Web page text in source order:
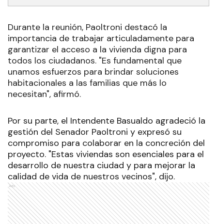
Durante la reunión, Paoltroni destacó la
importancia de trabajar articuladamente para
garantizar el acceso a la vivienda digna para
todos los ciudadanos. "Es fundamental que
unamos esfuerzos para brindar soluciones
habitacionales a las familias que más lo
necesitan", afirmó.
Por su parte, el Intendente Basualdo agradeció la
gestión del Senador Paoltroni y expresó su
compromiso para colaborar en la concreción del
proyecto. "Estas viviendas son esenciales para el
desarrollo de nuestra ciudad y para mejorar la
calidad de vida de nuestros vecinos", dijo.
Ads